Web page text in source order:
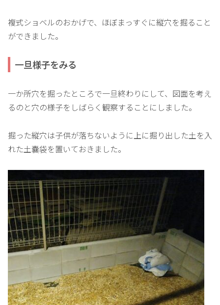
複式ショベルのおかげで、ほぼまっすぐに縦穴を掘ること
ができました。
一旦様子をみる
一か所穴を掘ったところで一旦終わりにして、図面を考え
るのと穴の様子をしばらく観察することにしました。
掘った縦穴は子供が落ちないように上に掘り出した土を入
れた土嚢袋を置いておきました。